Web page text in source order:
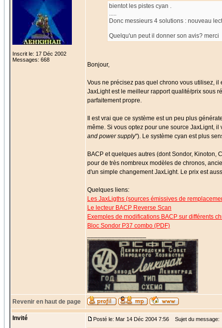
Inscrit le: 17 Déc 2002
Messages: 668
bientot les pistes cyan .
.....
Donc messieurs 4 solutions : nouveau
Quelqu'un peut il donner son avis? merci
Bonjour,
Vous ne précisez pas quel chrono vous utilisez,
JaxLight est le meilleur rapport qualité/prix sous
parfaitement propre.
Il est vrai que ce système est un peu plus
même. Si vous optez pour une source JaxLignt,
and power supply"). Le système cyan est plus
BACP et quelques autres (dont Sondor,
pour de très nombreux modèles de chronos,
d'un simple changement JaxLight. Le prix est
Quelques liens:
Les JaxLigths (sources émissives de
Le lecteur BACP Reverse Scan
Exemples de modifications BACP sur différents
Bloc Sondor P37 combo (PDF)
Revenir en haut de page
Invité Posté le: Mar 14 Déc 2004 7:56 Sujet du message: